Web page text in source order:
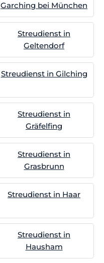
Garching bei München
Streudienst in
Geltendorf
Streudienst in Gilching
Streudienst in
Gräfelfing
Streudienst in
Grasbrunn
Streudienst in Haar
Streudienst in
Hausham